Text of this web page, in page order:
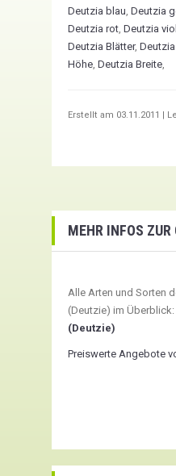
Deutzia blau, Deutzia
Deutzia rot, Deutzia
Deutzia Blätter,
Höhe, Deutzia Breite,
Erstellt am 03.11.2011 |
MEHR INFOS ZUR
Alle Arten und Sorten
(Deutzie) im Überblick:
(Deutzie)
Preiswerte Angebote